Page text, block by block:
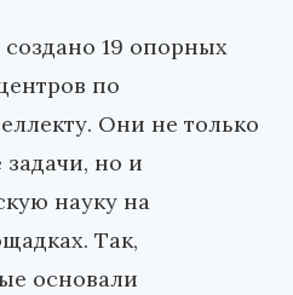
создано 19 опорных
по
Они не только
но и
науку на
Так,
основали